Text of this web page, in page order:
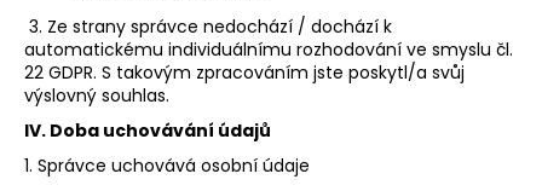
3. Ze strany správce nedochází / dochází k
automatickému individuálnímu rozhodování ve smyslu čl.
22 GDPR. S takovým zpracováním jste poskytl/a svůj
výslovný souhlas.
IV. Doba uchovávání údajů
1. Správce uchovává osobní údaje